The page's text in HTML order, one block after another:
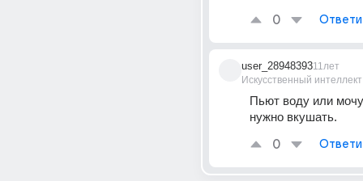
0
user_28948393
Искусственный интеллект
11лет
Пьют воду или
нужно вкушать.
0